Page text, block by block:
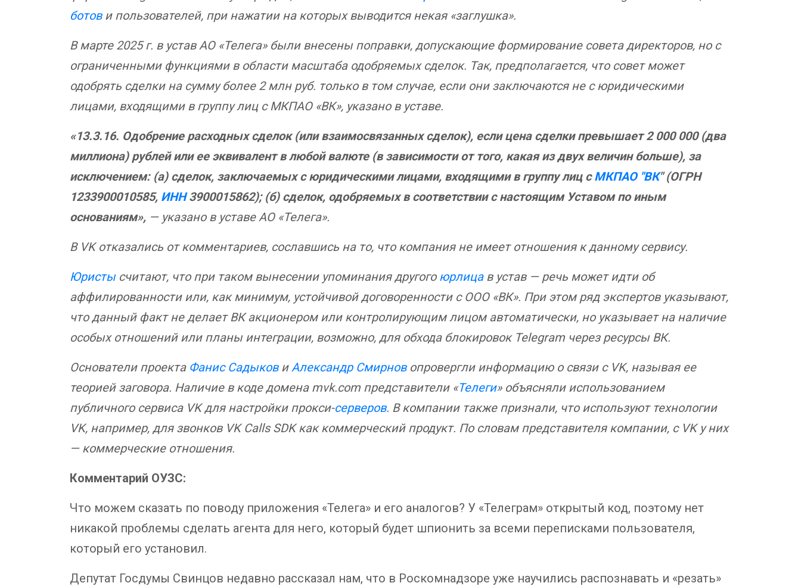
ботови пользователей, при нажатии на которых выводится некая «заглушка».
В марте 2025 г. в устав АО «Телега» были внесены поправки, допускающие формирование совета директоров, но с
ограниченными функциями в области масштаба одобряемых сделок. Так, предполагается, что совет может
одобрять сделки на сумму более 2 млн руб. только в том случае, если они заключаются не с юридическими
лицами, входящими в группу лиц с МКПАО «ВК», указано в уставе.
«13.3.16. Одобрение расходных сделок (или взаимосвязанных сделок), если цена сделки превышает 2 000 000 (два
миллиона) рублей или ее эквивалент в любой валюте (в зависимости от того, какая из двух величин больше), за
исключением: (а) сделок, заключаемых с юридическими лицами, входящими в группу лиц сМКПАО "ВК" (ОГРН
1233900010585, ИНН3900015862); (б) сделок, одобряемых в соответствии с настоящим Уставом по иным
основаниям», — указано в уставе АО «Телега».
В VK отказались от комментариев, сославшись на то, что компания не имеет отношения к данному сервису.
Юристысчитают, что при таком вынесении упоминания другого юрлицав устав — речь может идти об
аффилированности или, как минимум, устойчивой договоренности с ООО «ВК». При этом ряд экспертов указывают,
что данный факт не делает ВК акционером или контролирующим лицом автоматически, но указывает на наличие
особых отношений или планы интеграции, возможно, для обхода блокировок Telegram через ресурсы ВК.
Основатели проекта Фанис Садыкови Александр Смирновопровергли информацию о связи с VK, называя ее
теорией заговора. Наличие в коде домена mvk.com представители «Телеги» объясняли использованием
публичного сервиса VK для настройки прокси-серверов. В компании также признали, что используют технологии
VK, например, для звонков VK Calls SDK как коммерческий продукт. По словам представителя компании, с VK у них
— коммерческие отношения.
Комментарий ОУЗС:
Что можем сказать по поводу приложения «Телега» и его аналогов? У «Телеграм» открытый код, поэтому нет
никакой проблемы сделать агента для него, который будет шпионить за всеми переписками пользователя,
который его установил.
Депутат Госдумы Свинцов недавно рассказал нам, что в Роскомнадзоре уже научились распознавать и «резать»